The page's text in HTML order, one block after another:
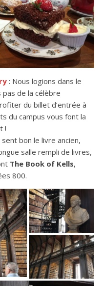
: Nous logions dans le
pas de la célèbre
du billet d’entrée à
du campus vous font la
!
sent bon le livre ancien,
salle rempli de livres,
The Book of Kells,
800.